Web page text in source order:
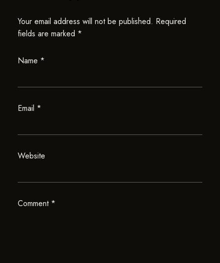
Your email address will not be published. Required
fields are marked *
Name *
Email *
Website
Comment *